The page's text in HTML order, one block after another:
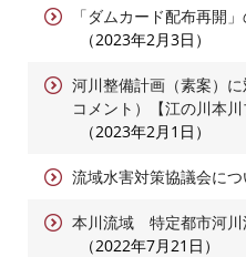
「ダムカード配布再開
2023年2月3日
河川整備計画（素案）
コメント）【江の川本
2023年2月1日
流域水害対策協議会につ
本川流域 特定都市河川
2022年7月21日